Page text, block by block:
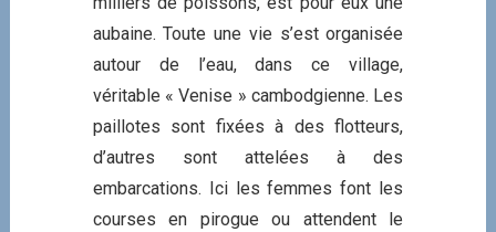
aubaine. Toute une vie s’est organisée
autour de l’eau, dans ce village,
véritable « Venise » cambodgienne. Les
paillotes sont fixées à des flotteurs,
d’autres sont attelées à des
embarcations. Ici les femmes font les
courses en pirogue ou attendent le